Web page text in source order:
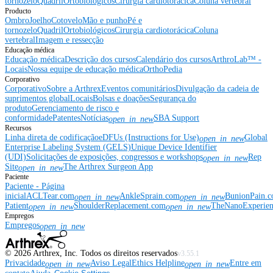
Producto
OmbroJoelhoCotoveloMão e punhoPé e
tornozeloQuadrilOrtobiológicosCirurgia cardiotorácicaColuna
vertebralImagem e ressecção
Educação médica
Educação médicaDescrição dos cursosCalendário dos cursosArthroLab™ -
LocaisNossa equipe de educação médicaOrthoPedia
Corporativo
CorporativoSobre a ArthrexEventos comunitáriosDivulgação da cadeia de
suprimentos globalLocaisBolsas e doaçõesSegurança do
produtoGerenciamento de risco e
conformidadePatentesNotíciasopen_in_newSBA Support
Recursos
Linha direta de codificaçãoeDFUs (Instructions for Use)open_in_newGlobal
Enterprise Labeling System (GELS)Unique Device Identifier
(UDI)Solicitações de exposições, congressos e workshopsopen_in_newRep
Siteopen_in_newThe Arthrex Surgeon App
Paciente
Paciente - Página
inicialACLTear.comopen_in_newAnkleSprain.comopen_in_new
Patientopen_in_newShoulderReplacement.comopen_in_new
Empregos
Empregosopen_in_new
© 2026 Arthrex, Inc. Todos os direitos reservadosv3.55.1
Privacidadeopen_in_newAviso LegalEthics Helplineopen_in_newEntre em